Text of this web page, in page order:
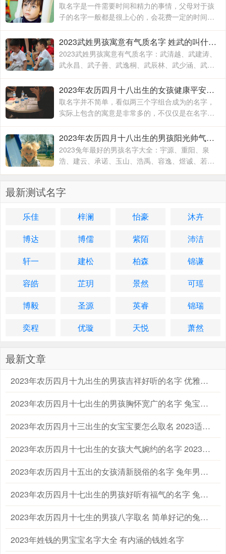
取名字是一件需要时间和精力的事情，父母对于孩
子的名字一般都是很上心的，会花费一定的时间和
精力去取，毕竟不出意外的话，一个名字会伴随孩
子的出生到结束，贯穿孩子的一生
2023武姓男孩寓意有气质名字 姓武的叫什么名字
2023武姓男孩寓意有气质名字：武清越、武建涛、
武永昌、武子善、武逸桐、武辰林、武少涵、武月
桐、武梓橙、武进平、武云志、武红伟、武梓栎、
武一纯、武润洁、
2023年农历四月十八出生的女孩健康平安的名字 兔年出生适合女孩子的名字
取名字并不简单，看似两三个字组合成为的名字，
实际上包含的寓意是非常多的，不仅仅是在名字的
文字组合搭配方面，对于名字的内在含义方面也有
着不一样的寓意，一个名字究竟取的好不好
2023年农历四月十八出生的男孩阳光帅气的名字 2023兔年最好的男孩名字大全
2023兔年最好的男孩名字大全：宇源、重阳、泉
浩、建云、承诺、玉山、浩禹、容逸、煜诚、若
天、融凯、溢涵、德权、书远、沐霜、登峰、洪
最新测试名字
乐佳 梓澜 怡豪
沐卉
博达
博儒 紫陌
沛洁
轩一
建松 柏森
锦谦
容皓
芷玥 景然
可瑶
博毅
圣源 英睿
锦瑞
奕程
优璇 天悦 萧然
最新文章
2023年农历四月十九出生的男孩吉祥好听的名字 优雅的兔男宝宝名字大全
2023年农历四月十七出生的男孩胸怀宽广的名字 兔宝宝起名字大全男孩生辰八字起名
2023年农历四月十三出生的女宝宝要怎么取名 2023适合属兔的女孩宝宝名字大全
2023年农历四月十七出生的女孩大气婉约的名字 2023兔年宝宝女孩子取名字大全
2023年农历四月十五出的女孩清新脱俗的名字 兔年男宝宝女宝宝名字大全
2023年农历四月十七出生的男孩好听有福气的名字 兔年男孩名字2023年名字大全
2023年农历四月十七生的男孩八字取名 简单好记的兔男孩名字
2023年姓钱的男宝宝名字大全 有内涵的钱姓名字